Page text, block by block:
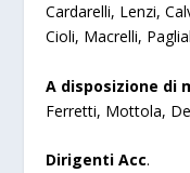
Cardarelli, Lenzi,
Cioli, Macrelli,
A disposizione di
Ferretti, Mottola,
Dirigenti Acc.